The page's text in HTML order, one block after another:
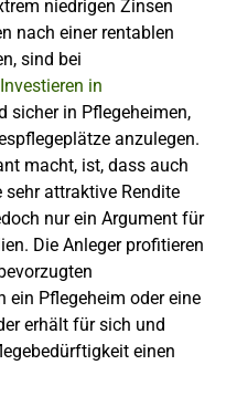
niedrigen Zinsen
nach einer rentablen
sind bei
Investieren in
sicher in Pflegeheimen,
anzulegen.
macht, ist, dass auch
sehr attraktive Rendite
nur ein Argument für
Die Anleger profitieren
ein Pflegeheim oder eine
erhält für sich und
einen